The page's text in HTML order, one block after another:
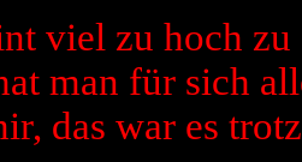
viel zu hoch zu
man für sich
das war es